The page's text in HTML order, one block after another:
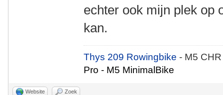
echter ook mijn plek op
kan.
Thys 209 Rowingbike- M5
Pro - M5 MinimalBike
Website Zoek